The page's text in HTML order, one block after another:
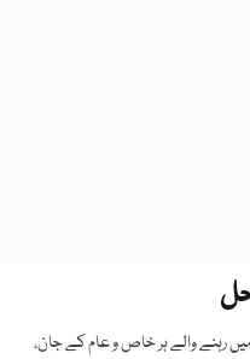
رہنے والے ہر خاص و عام کے جان،